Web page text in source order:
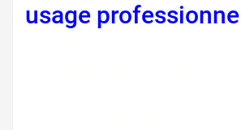
usage professionnel